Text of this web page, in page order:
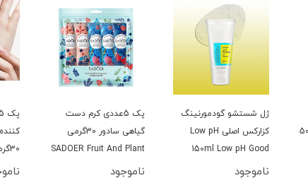
پک 5عددی کرم دست
گیاهی سادور 30گرمی
SADOER Fruit And Plant
Fragrance Hand Cream
ناموجود
پک 5عددی کرم مرطوب
کننده دست شیر سادور
30گرمی
ناموجود
کرم